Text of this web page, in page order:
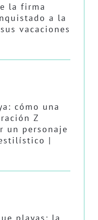
la firma
a la
vacaciones
cómo una
Z
un personaje
|
playas: la